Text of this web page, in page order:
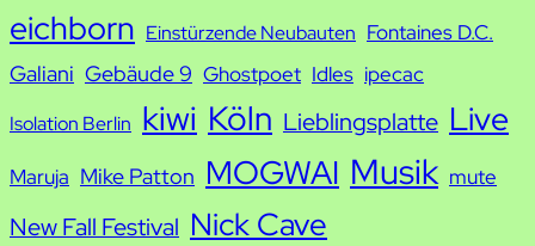
eichborn Einstürzende Neubauten Fontaines D.C.
Galiani Gebäude 9 Ghostpoet Idles ipecac
Isolation Berlin kiwi Köln Lieblingsplatte Live
Maruja Mike Patton MOGWAI Musik mute
New Fall Festival Nick Cave